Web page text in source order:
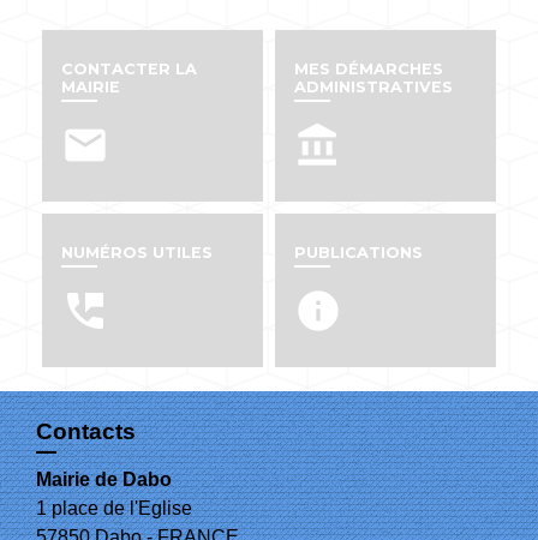
CONTACTER LA
MAIRIE
email
MES DÉMARCHES
ADMINISTRATIVES
account_balance
NUMÉROS UTILES
perm_phone_msg
PUBLICATIONS
info
Contacts
Mairie de Dabo
1 place de l'Eglise